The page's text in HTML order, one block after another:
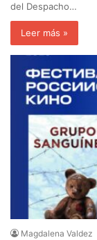
del Despacho…
Leer más »
Magdalena Valdez